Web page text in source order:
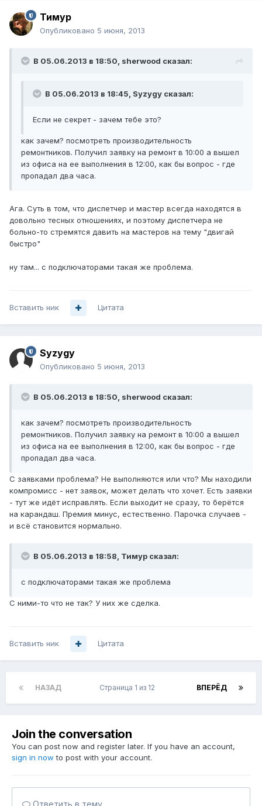
Тимур
Опубликовано 5 июня, 2013
В 05.06.2013 в 18:50, sherwood сказал:
В 05.06.2013 в 18:45, Syzygy сказал:
Если не секрет - зачем тебе это?
как зачем? посмотреть производительность
ремонтников. Получил заявку на ремонт в 10:00 а вышел
из офиса на ее выполнения в 12:00, как бы вопрос - где
пропадал два часа.
Ага. Суть в том, что диспетчер и мастер всегда находятся в
довольно тесных отношениях, и поэтому диспетчера не
больно-то стремятся давить на мастеров на тему "двигай
быстро"
ну там... с подключаторами такая же проблема.
Вставить ник Цитата
Syzygy
Опубликовано 5 июня, 2013
В 05.06.2013 в 18:50, sherwood сказал:
как зачем? посмотреть производительность
ремонтников. Получил заявку на ремонт в 10:00 а вышел
из офиса на ее выполнения в 12:00, как бы вопрос - где
пропадал два часа.
С заявками проблема? Не выполняются или что? Мы находили
компромисс - нет заявок, может делать что хочет. Есть заявки
- тут же идёт исправлять. Если выходит не сразу, то берётся
на карандаш. Премия минус, естественно. Парочка случаев -
и всё становится нормально.
В 05.06.2013 в 18:58, Тимур сказал:
с подключаторами такая же проблема
С ними-то что не так? У них же сделка.
Вставить ник Цитата
НАЗАД ВПЕРЁД
Страница 1 из 12
Join the conversation
You can post now and register later. If you have an account,
sign in now to post with your account.